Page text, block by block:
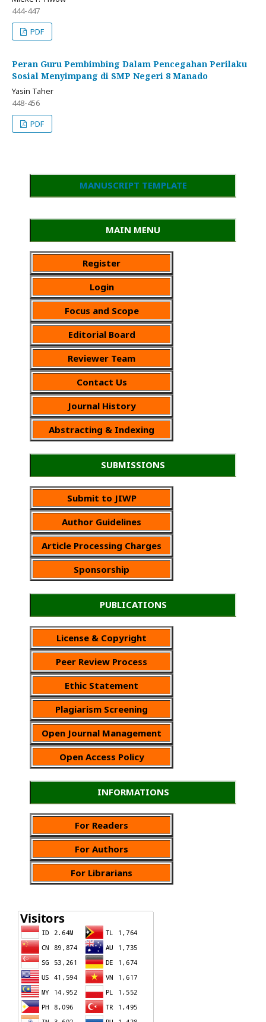
444-447
PDF
Peran Guru Pembimbing Dalam Pencegahan Perilaku
Sosial Menyimpang di SMP Negeri 8 Manado
Yasin Taher
448-456
PDF
MANUSCRIPT TEMPLATE
MAIN MENU
Register
Login
Focus and Scope
Editorial Board
Reviewer Team
Contact Us
Journal History
Abstracting & Indexing
SUBMISSIONS
Submit to JIWP
Author Guidelines
Article Processing Charges
Sponsorship
PUBLICATIONS
License & Copyright
Peer Review Process
Ethic Statement
Plagiarism Screening
Open Journal Management
Open Access Policy
INFORMATIONS
For Readers
For Authors
For Librarians